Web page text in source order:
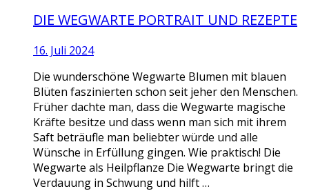
DIE WEGWARTE PORTRAIT UND REZEPTE
16. Juli 2024
Die wunderschöne Wegwarte Blumen mit blauen
Blüten faszinierten schon seit jeher den Menschen.
Früher dachte man, dass die Wegwarte magische
Kräfte besitze und dass wenn man sich mit ihrem
Saft beträufle man beliebter würde und alle
Wünsche in Erfüllung gingen. Wie praktisch! Die
Wegwarte als Heilpflanze Die Wegwarte bringt die
Verdauung in Schwung und hilft …